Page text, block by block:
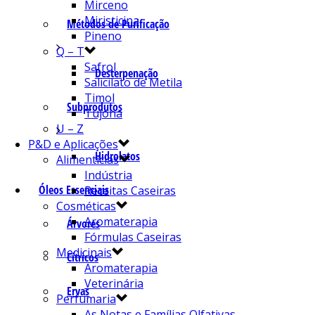
Métodos de Purificação
Desterpenação
Subprodutos
Hidrolatos
Óleos Essenciais
Árvores
Cítricos
Ervas
Mirceno
Miristicina
Pineno
Q – T
Safrol
Salicilato de Metila
Timol
Tujona
U – Z
P&D e Aplicações
Alimentícias
Indústria
Receitas Caseiras
Cosméticas
Aromaterapia
Fórmulas Caseiras
Medicinais
Aromaterapia
Veterinária
Perfumaria